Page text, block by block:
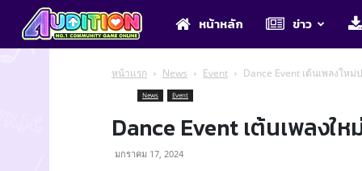
Auditionหน้าหลัก ข่าว
หน้าแรก News Event Dance Event เต้นเพลงให
News Event
Dance Event เต้นเพลงใ
มกราคม 17, 2024